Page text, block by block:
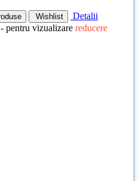
Wishlist
Detalii
- pentru vizualizare reducere